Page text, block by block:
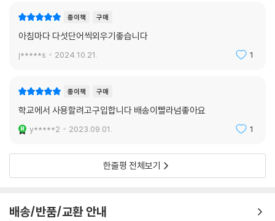
종이책 구매
아침마다 다섯단어씩외우기좋습니다
j*****s 2024.10.21. 1
종이책 구매
학교에서 사용할려고구입합니다 배송이빨라넘좋아요
y*****2 2023.09.01. 1
한줄평 전체보기
배송/반품/교환 안내